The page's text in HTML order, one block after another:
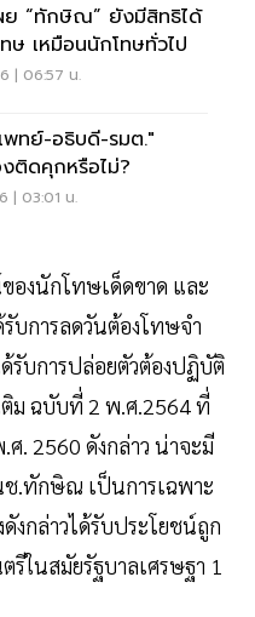
ย “ทักษิณ” ยังมีสิทธิได้
ษ เหมือนนักโทษทั่วไป
| 06:57 น.
พทย์-อธิบดี-รมต."
ดคุกหรือไม่?
| 03:01 น.
องนักโทษเด็ดขาด และ
บการลดวันต้องโทษจำ
รับการปล่อยตัวต้องปฏิบัติ
ม ฉบับที่ 2 พ.ศ.2564 ที่
. 2560 ดังกล่าว น่าจะมี
ช.ทักษิณ เป็นการเฉพาะ
งกล่าวได้รับประโยชน์ถูก
รีในสมัยรัฐบาลเศรษฐา 1